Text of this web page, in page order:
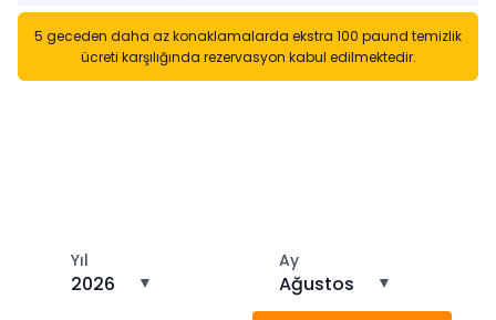
5 geceden daha az konaklamalarda ekstra 100 paund temizlik
ücreti karşılığında rezervasyon kabul edilmektedir.
Yıl
2026 ▼
Ay
Ağustos ▼